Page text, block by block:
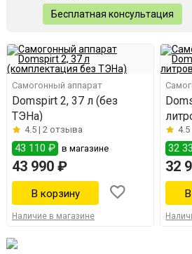
Бесплатная консультация
Самогонный аппарат
Domspirt 2, 37 л (без
ТЭНа)
4.5 | 2 отзыва
43 110 ₽ в магазине
43 990 ₽
Наличие в магазине
32
32